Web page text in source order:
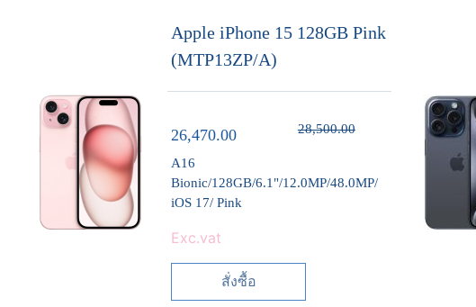
Apple iPhone 15 128GB Pink
(MTP13ZP/A)
26,470.00 28,500.00
A16
Bionic/128GB/6.1"/12.0MP/48.0MP/
iOS 17/ Pink
Exc.vat
สั่งซื้อ